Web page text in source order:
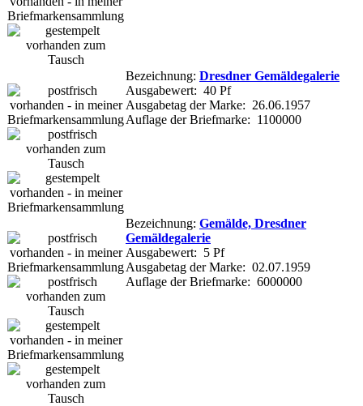
Bezeichnung: Dresdner Gemäldegalerie
Ausgabewert: 40 Pf
Ausgabetag der Marke: 26.06.1957
Auflage der Briefmarke: 1100000
Bezeichnung: Gemälde, Dresdner
Gemäldegalerie
Ausgabewert: 5 Pf
Ausgabetag der Marke: 02.07.1959
Auflage der Briefmarke: 6000000